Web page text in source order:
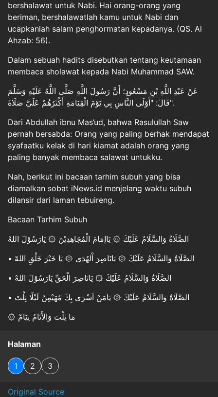
bershalawat untuk Nabi. Hai orang-orang yang
beriman, bershalawatlah kamu untuk Nabi dan
ucapkanlah salam penghormatan kepadanya. (QS. Al
Ahzab: 56).
Dalam sebuah hadits disebutkan tentang keutamaan
membaca sholawat kepada Nabi Muhammad SAW.
عَنْ عَبْدِ اللَّهِ بْنِ مَسْعُودٍ؛ أَنَّ رَسُولَ اللَّهِ صَلَّى اللَّهُ عَلَيْهِ وَسَلَّمَ
قَالَ: "أَوْلَى النَّاسِ بِي يَوْمَ الْقِيَامَةِ أَكْثَرُهُمْ عَلَيَّ صَلَاةً".
Dari Abdullah ibnu Mas’ud, bahwa Rasulullah Saw
pernah bersabda: Orang yang paling berhak mendapat
syafaatku kelak di hari kiamat adalah orang yang
paling banyak membaca salawat untukku.
Nah, berikut ini bacaan tarhim subuh yang bisa
diamalkan sobat iNews.id menjelang waktu subuh
dilansir dari laman tebuireng.
Bacaan Tarhim Subuh
الصَّلَاةُ وَالسَّلَامُ عَلَيْكَ ۞ يَاإمَامَ الْمُجَاهِدِيْنَ ۞ يَارَسُوْلَ اللهْ
• الصَّلَاةُ وَالسَّلَامُ عَلَيْكَ ۞ يَانَاصِرَ اْلهُدَى ۞ يَا خَيْرَ خَلْقِ اللهْ
• الصَّلَاةُ وَالسَّلَامُ عَلَيْكَ ۞ يَانَاصِرَ الْحَقِّ يَارَسُوْلَ اللهْ
• الصَّلَاةُ وَالسَّلَامُ عَلَيْكَ ۞ يَامَنْ اَسْرَى بِكَ مُهَيْمِنُ لَيْلًا نِلْتَ
۞ مَا نِلْتَ وَالأَنَامُ نِيَامْ
Halaman
1 2 3
Original Source